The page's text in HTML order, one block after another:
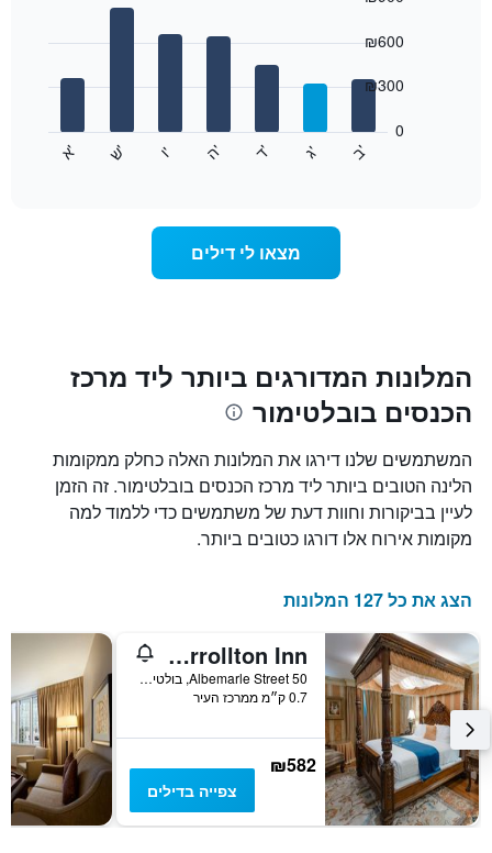
התרשים
התרשים
כולל
1
ציר
המציגים
את
ימי
השבוע.
התרשים
1
Y
המציג
את
מחיר
הממוצע
של
חדר
ב
' ג
' ד
' ה
' ו
' ש
' א
'
0
₪300
₪600
מצאו לי דילים
המלונות המדורגים ביותר ליד מרכז
הכנסים בובלטימור
המשתמשים שלנו דירגו את המלונות האלה כחלק ממקומות
הלינה הטובים ביותר ליד מרכז הכנסים בובלטימור. זה הזמן
לעיין בביקורות וחוות דעת של משתמשים כדי ללמוד למה
מקומות אירוח אלו דורגו כטובים ביותר.
הצג את כל 127 המלונות
1840s Carrollton Inn
50 Albemarle Street, בולטימור, MD, ארצות הברית
0.7 ק״מ ממרכז העיר
₪582
צפייה בדילים